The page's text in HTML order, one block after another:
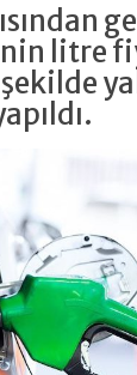
litre